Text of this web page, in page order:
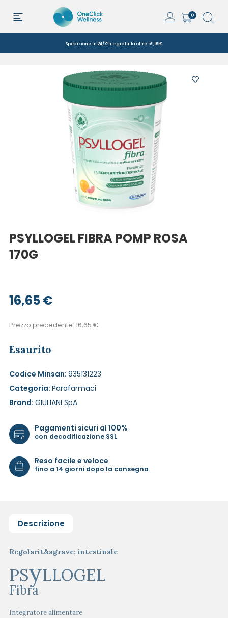
0
Spedizione in 24/72h e gratuita oltre 59,99€
PSYLLOGEL FIBRA POMP ROSA
170G
16,65€
Prezzo precedente: 16,65 €
Esaurito
Codice Minsan: 935131223
Categoria: Parafarmaci
Brand: GIULIANI SpA
Pagamenti sicuri al 100%
con decodificazione SSL
Reso facile e veloce
fino a 14 giorni dopo la consegna
Descrizione
Regolarit&agrave; intestinale
PSyLLOGEL
Fibra
Integratore alimentare